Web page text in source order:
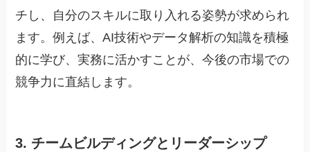
チし、自分のスキルに取り入れる姿勢が求められ
ます。例えば、AI技術やデータ解析の知識を積極
的に学び、実務に活かすことが、今後の市場での
競争力に直結します。
3. チームビルディングとリーダーシップ